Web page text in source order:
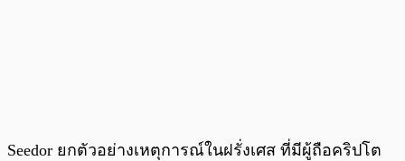
Seedor ยกตัวอย่างเหตุการณ์ในฝรั่งเศส ที่มีผู้ถือคริปโต